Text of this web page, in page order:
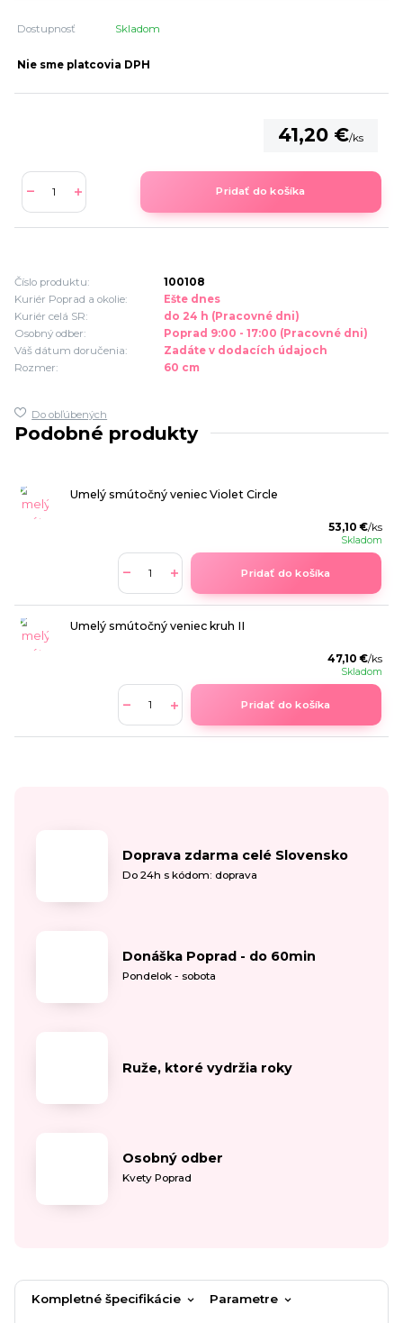
Dostupnosť Skladom
Nie sme platcovia DPH
41,20 €/ks
Pridať do košíka
Číslo produktu:
100108
Kuriér Poprad a okolie:
Ešte dnes
Kuriér celá SR:
do 24 h (Pracovné dni)
Osobný odber:
Poprad 9:00 - 17:00 (Pracovné dni)
Váš dátum doručenia:
Zadáte v dodacích údajoch
Rozmer:
60 cm
Do obľúbených
Podobné produkty
Umelý smútočný veniec Violet Circle
53,10 €/ks
Skladom
Pridať do košíka
Umelý smútočný veniec kruh II
47,10 €/ks
Skladom
Pridať do košíka
Doprava zdarma celé Slovensko
Do 24h s kódom: doprava
Donáška Poprad - do 60min
Pondelok - sobota
Ruže, ktoré vydržia roky
Osobný odber
Kvety Poprad
Kompletné špecifikácie Parametre